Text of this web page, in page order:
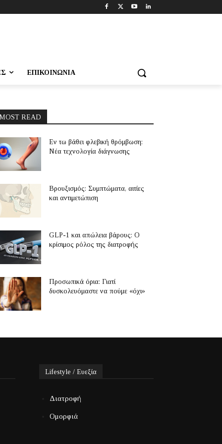
ΕΠΙΚΟΙΝΩΝΊΑ
READ
Εν τω βάθει φλεβική θρόμβωση:
Νέα τεχνολογία διάγνωσης
Βρουξισμός: Συμπτώματα, αιτίες
και αντιμετώπιση
GLP-1 και απώλεια βάρους: Ο
κρίσιμος ρόλος της διατροφής
Προσωπικά όρια: Γιατί
δυσκολευόμαστε να πούμε «όχι»
Lifestyle / Ευεξία
Διατροφή
Ομορφιά